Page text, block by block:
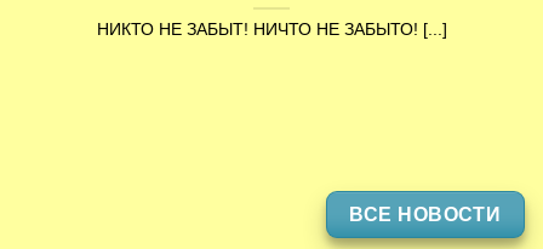
НИКТО НЕ ЗАБЫТ! НИЧТО НЕ ЗАБЫТО! [...]
ВСЕ НОВОСТИ